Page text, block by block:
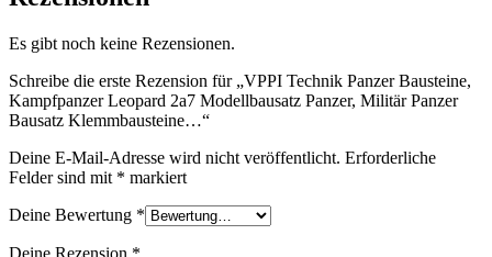
Es gibt noch keine Rezensionen.
Schreibe die erste Rezension für „VPPI Technik Panzer Bausteine,
Kampfpanzer Leopard 2a7 Modellbausatz Panzer, Militär Panzer
Bausatz Klemmbausteine…“
Deine E-Mail-Adresse wird nicht veröffentlicht. Erforderliche
Felder sind mit * markiert
Deine Bewertung *
Deine Rezension *